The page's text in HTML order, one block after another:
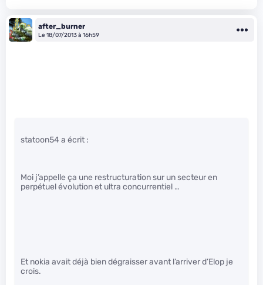
after_burner
Le 18/07/2013 à 16h59
statoon54 a écrit :
Moi j’appelle ça une restructuration sur un secteur en
perpétuel évolution et ultra concurrentiel …
Et nokia avait déjà bien dégraisser avant l’arriver d’Elop je
crois.